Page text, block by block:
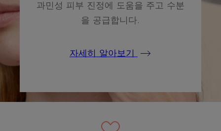
과민성 피부 진정에 도움을 주고 수분
을 공급합니다.
자세히 알아보기